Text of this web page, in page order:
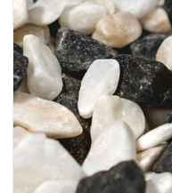
plusieurs
variations.
Les
options
peuvent
être
choisies
sur
la
page